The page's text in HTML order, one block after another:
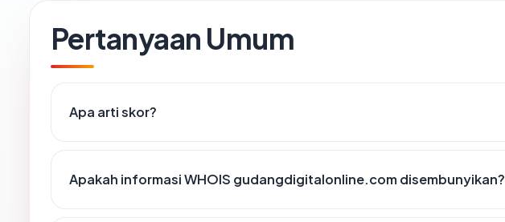
Pertanyaan Umum
Apa arti skor?
Apakah informasi WHOIS gudangdigitalonline.com disembunyikan?